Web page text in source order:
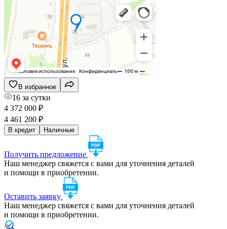
В избранное
16 за сутки
4 372 000 ₽
4 461 200 ₽
В кредит Наличные
Получить предложение
Наш менеджер свяжется с вами для уточнения деталей
и помощи в приобретении.
Оставить заявку
Наш менеджер свяжется с вами для уточнения деталей
и помощи в приобретении.